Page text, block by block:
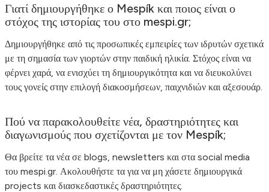
Γιατί δημιουργήθηκε ο Mespík και ποιος είναι ο
στόχος της ιστορίας του στο mespi.gr;
Δημιουργήθηκε από τις προσωπικές εμπειρίες των ιδρυτών σχετικά
με τη σημασία των γιορτών στην παιδική ηλικία. Στόχος είναι να
φέρνει χαρά, να ενισχύει τη δημιουργικότητα και να διευκολύνει
τους γονείς στην επιλογή διακοσμήσεων, παιχνιδιών και αξεσουάρ.
Πού να παρακολουθείτε νέα, δραστηριότητες και
διαγωνισμούς που σχετίζονται με τον Mespík;
Θα βρείτε τα νέα σε blogs, newsletters και στα social media
του mespi.gr. Ακολουθήστε τα για να μη χάσετε δημιουργικά
projects και διασκεδαστικές δραστηριότητες.